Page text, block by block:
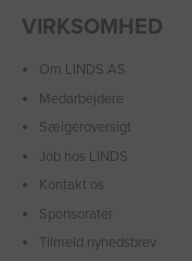
VIRKSOMHED
Om LINDS AS
Medarbejdere
Sælgeroversigt
Job hos LINDS
Kontakt os
Sponsorater
Tilmeld nyhedsbrev